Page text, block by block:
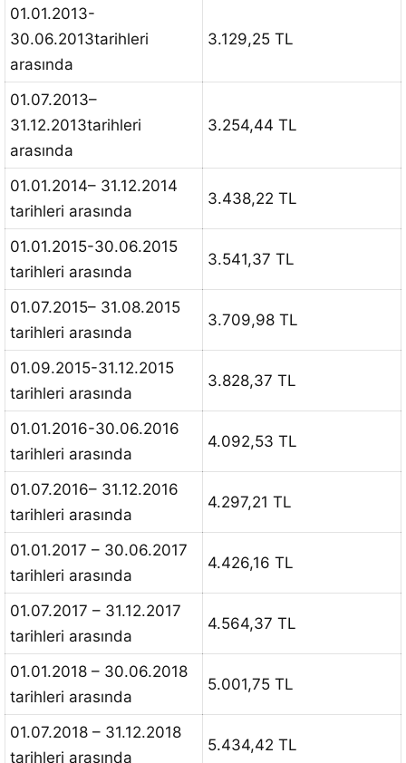
01.01.2013-
30.06.2013tarihleri
arasında
3.129,25 TL
01.07.2013–
31.12.2013tarihleri
arasında
3.254,44 TL
01.01.2014– 31.12.2014
tarihleri arasında
3.438,22 TL
01.01.2015-30.06.2015
tarihleri arasında
3.541,37 TL
01.07.2015– 31.08.2015
tarihleri arasında
3.709,98 TL
01.09.2015-31.12.2015
tarihleri arasında
3.828,37 TL
01.01.2016-30.06.2016
tarihleri arasında
4.092,53 TL
01.07.2016– 31.12.2016
tarihleri arasında
4.297,21 TL
01.01.2017 – 30.06.2017
tarihleri arasında
4.426,16 TL
01.07.2017 – 31.12.2017
tarihleri arasında
4.564,37 TL
01.01.2018 – 30.06.2018
tarihleri arasında
5.001,75 TL
01.07.2018 – 31.12.2018
tarihleri arasında
5.434,42 TL